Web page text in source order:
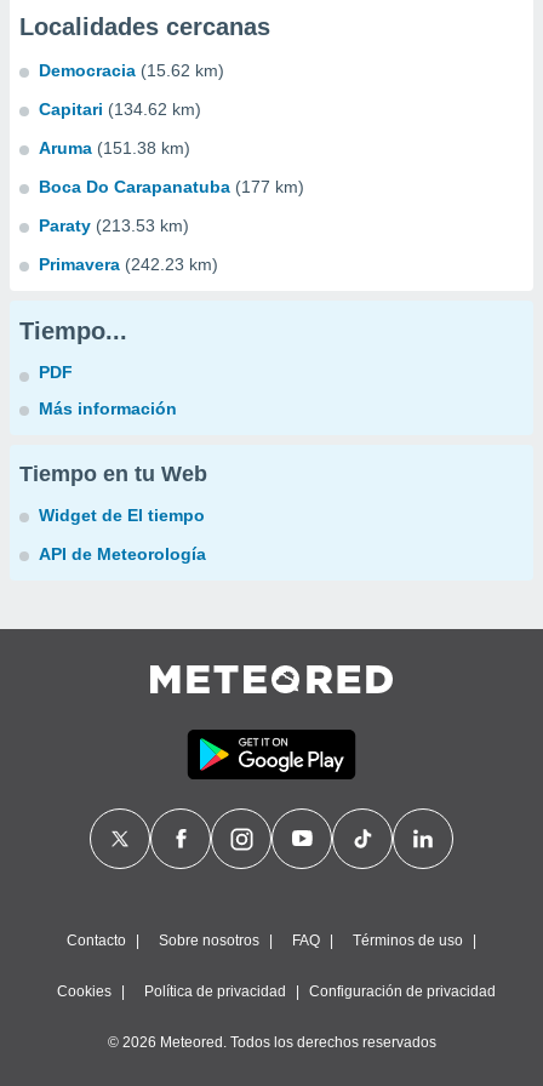
Localidades cercanas
Democracia (15.62 km)
Capitari (134.62 km)
Aruma (151.38 km)
Boca Do Carapanatuba (177 km)
Paraty (213.53 km)
Primavera (242.23 km)
Tiempo...
PDF
Más información
Tiempo en tu Web
Widget de El tiempo
API de Meteorología
Contacto Sobre nosotros FAQ Términos de uso
Cookies Política de privacidad Configuración de privacidad
© 2026 Meteored. Todos los derechos reservados